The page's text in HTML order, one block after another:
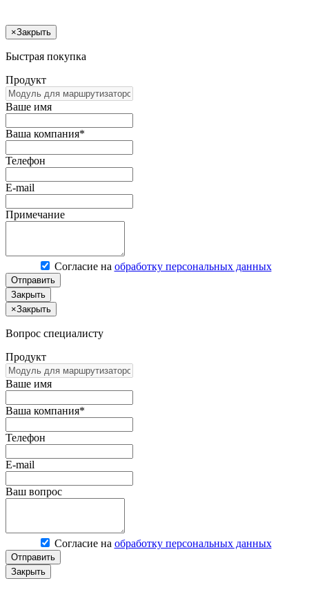
×Закрыть
Быстрая покупка
Продукт
Ваше имя
Ваша компания*
Телефон
E-mail
Примечание
Согласие на обработку персональных данных
Отправить
Закрыть
×Закрыть
Вопрос специалисту
Продукт
Ваше имя
Ваша компания*
Телефон
E-mail
Ваш вопрос
Согласие на обработку персональных данных
Отправить
Закрыть